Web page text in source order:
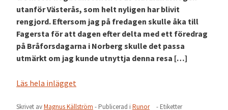
utanför Västerås, som helt nyligen har blivit
rengjord. Eftersom jag på fredagen skulle åka till
Fagersta för att dagen efter delta med ett föredrag
på Bråforsdagarna i Norberg skulle det passa
utmärkt om jag kunde utnyttja denna resa […]
Läs hela inlägget
Skrivet avMagnus Källström - Publicerad i Runor
- Etiketter